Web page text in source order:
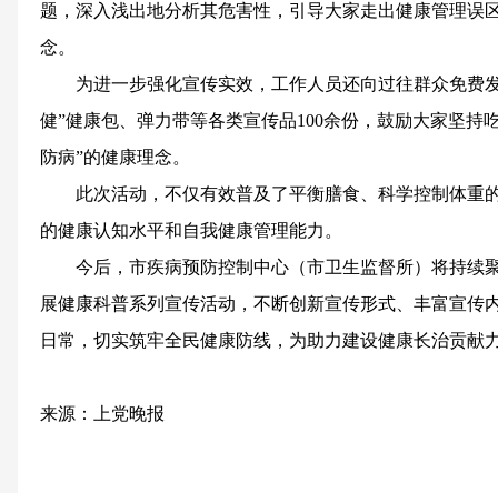
题，深入浅出地分析其危害性，引导大家走出健康管理误
念。
为进一步强化宣传实效，工作人员还向过往群众免费
健”健康包、弹力带等各类宣传品100余份，鼓励大家坚持
防病”的健康理念。
此次活动，不仅有效普及了平衡膳食、科学控制体重
的健康认知水平和自我健康管理能力。
今后，市疾病预防控制中心（市卫生监督所）将持续
展健康科普系列宣传活动，不断创新宣传形式、丰富宣传
日常，切实筑牢全民健康防线，为助力建设健康长治贡献
来源：上党晚报